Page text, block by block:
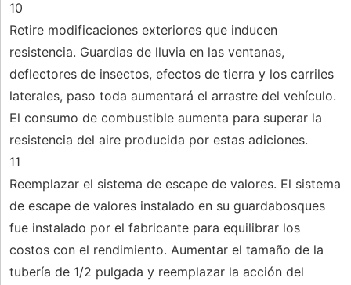
10
Retire modificaciones exteriores que inducen
resistencia. Guardias de lluvia en las ventanas,
deflectores de insectos, efectos de tierra y los carriles
laterales, paso toda aumentará el arrastre del vehículo.
El consumo de combustible aumenta para superar la
resistencia del aire producida por estas adiciones.
11
Reemplazar el sistema de escape de valores. El sistema
de escape de valores instalado en su guardabosques
fue instalado por el fabricante para equilibrar los
costos con el rendimiento. Aumentar el tamaño de la
tubería de 1/2 pulgada y reemplazar la acción del